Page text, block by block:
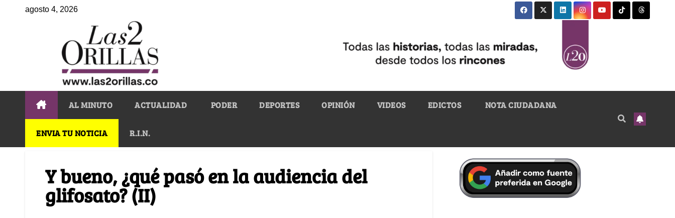
agosto 4, 2026
AL MINUTO ACTUALIDAD PODER DEPORTES OPINIÓN VIDEOS EDICTOS NOTA CIUDADANA
ENVIA TU NOTICIA R.I.N.
Y bueno, ¿qué pasó en la audiencia del
glifosato? (II)